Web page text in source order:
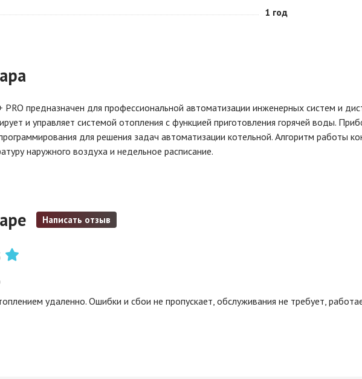
1 год
предназначен для профессиональной автоматизации инженерных систем и
и управляет системой отопления с функцией приготовления горячей воды.
для решения задач автоматизации котельной. Алгоритм работы
наружного воздуха и недельное расписание.
Написать отзыв
удаленно. Ошибки и сбои не пропускает, обслуживания не требует,